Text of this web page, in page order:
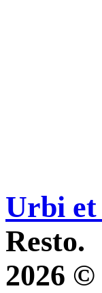
Urbi
Resto.
2026 ©